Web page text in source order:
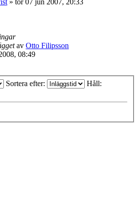
» tor 07 jun 2007, 20:33
av Otto Filipsson
08:49
Sortera efter: Håll: